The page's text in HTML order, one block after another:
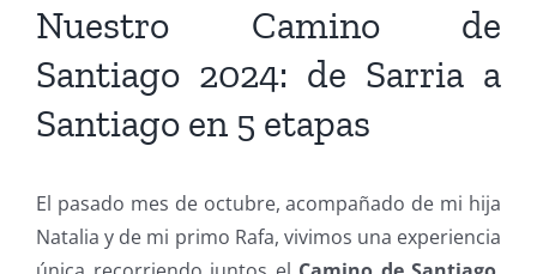
Nuestro Camino de
Santiago 2024: de Sarria a
Santiago en 5 etapas
El pasado mes de octubre, acompañado de mi hija
Natalia y de mi primo Rafa, vivimos una experiencia